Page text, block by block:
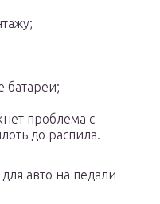
батареи;
проблема с
до распила.
авто на педали